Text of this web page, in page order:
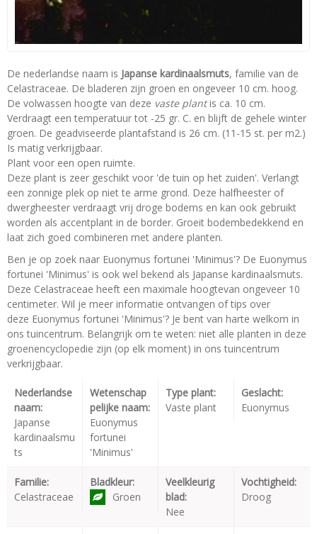
De nederlandse naam is Japanse kardinaalsmuts, familie van de
Celastraceae. De bladeren zijn groen en ongeveer 10 cm. hoog.
De volwassen hoogte van deze vaste plantis ca. 10 cm.
Verdraagt een temperatuur tot -25 gr. C. en blijft de gehele winter
groen. De geadviseerde plantafstand is 26 cm. (11-15 st. per m2.)
Is matig verkrijgbaar.
Plant voor een open ruimte.
Deze plant is zeer geschikt voor 'de tuin op het zuiden'. Verlangt
een zonnige plek op niet te arme grond. Deze halfheester of
dwergheester verdraagt vrij droge bodems en kan ook gebruikt
worden als accentplant in de border. Groeit bodembedekkend en
laat zich goed combineren met andere planten.
Ben je op zoek naar Euonymus fortunei 'Minimus'? De Euonymus
fortunei 'Minimus' is ook wel bekend als Japanse kardinaalsmuts.
Deze Celastraceae heeft een maximale hoogtevan ongeveer 10
centimeter. Wil je meer informatie ontvangen of tips over
deze Euonymus fortunei 'Minimus'? Je bent van harte welkom in
ons tuincentrum. Belangrijk om te weten: niet alle planten in deze
groenencyclopedie zijn (op elk moment) in ons tuincentrum
verkrijgbaar.
Nederlandse
naam:
Japanse
kardinaalsmu
ts
Wetenschap
pelijke naam:
Euonymus
fortunei
'Minimus'
Type plant:
Vaste plant
Geslacht:
Euonymus
Familie:
Celastraceae
Bladkleur:
Groen
Veelkleurig
blad:
Nee
Vochtigheid:
Droog